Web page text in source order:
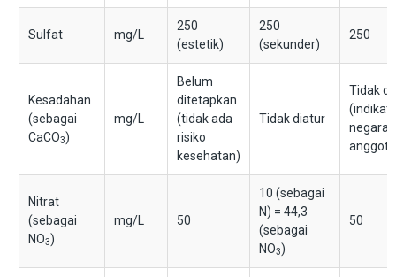
Sulfat mg/L
250
(estetik)
250
(sekunder)
250
Kesadahan
(sebagai
CaCO3)
mg/L
Belum
ditetapkan
(tidak ada
risiko
kesehatan)
Tidak diatur
Tidak
negara
Nitrat
(sebagai
NO3)
mg/L 50
10 (sebagai
N) = 44,3
(sebagai
NO3)
50